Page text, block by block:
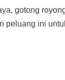
gotong
peluang ini